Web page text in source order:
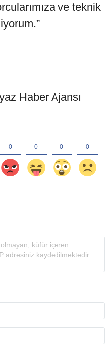
ve teknik
Haber Ajansı